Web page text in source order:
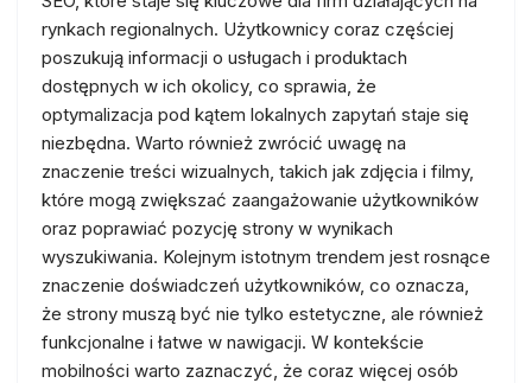
rynkach regionalnych. Użytkownicy coraz częściej
poszukują informacji o usługach i produktach
dostępnych w ich okolicy, co sprawia, że
optymalizacja pod kątem lokalnych zapytań staje się
niezbędna. Warto również zwrócić uwagę na
znaczenie treści wizualnych, takich jak zdjęcia i filmy,
które mogą zwiększać zaangażowanie użytkowników
oraz poprawiać pozycję strony w wynikach
wyszukiwania. Kolejnym istotnym trendem jest rosnące
znaczenie doświadczeń użytkowników, co oznacza,
że strony muszą być nie tylko estetyczne, ale również
funkcjonalne i łatwe w nawigacji. W kontekście
mobilności warto zaznaczyć, że coraz więcej osób